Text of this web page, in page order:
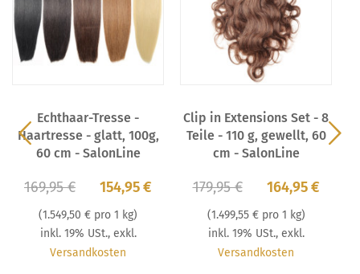
Echthaar-Tresse -
Haartresse - glatt, 100g,
60 cm - SalonLine
169,95 € 154,95 €
(1.549,50 € pro 1 kg)
inkl. 19% USt., exkl.
Versandkosten
Clip in Extensions Set - 8
Teile - 110 g, gewellt, 60
cm - SalonLine
179,95 € 164,95 €
(1.499,55 €pro 1 kg)
inkl. 19% USt., exkl.
Versandkosten